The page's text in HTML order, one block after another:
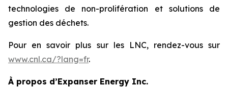
technologies de non-prolifération et solutions de
gestion des déchets.
Pour en savoir plus sur les LNC, rendez-vous sur
www.cnl.ca/?lang=fr.
À propos d’Expanser Energy Inc.